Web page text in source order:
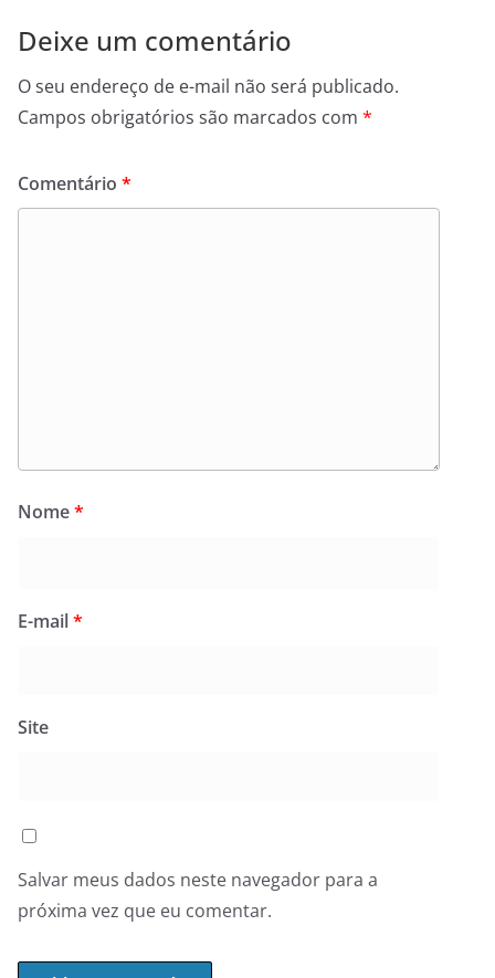
Deixe um comentário
O seu endereço de e-mail não será publicado.
Campos obrigatórios são marcados com *
Comentário *
Nome*
E-mail*
Site
Salvar meus dados neste navegador para a
próxima vez que eu comentar.